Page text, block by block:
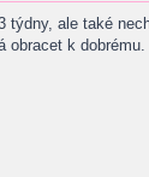
týdny, ale také
obracet k dobrému.